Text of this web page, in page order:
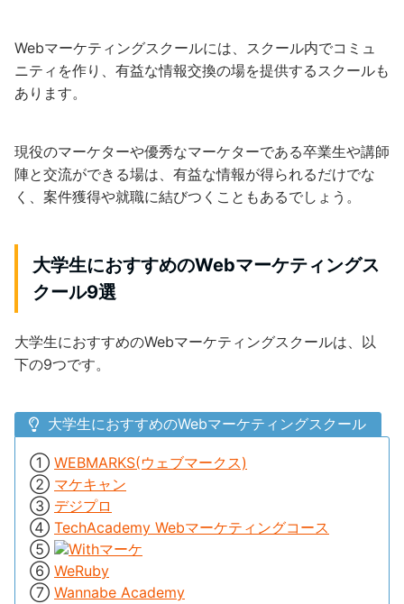
Webマーケティングスクールには、スクール内でコミュ
ニティを作り、有益な情報交換の場を提供するスクールも
あります。
現役のマーケターや優秀なマーケターである卒業生や講師
陣と交流ができる場は、有益な情報が得られるだけでな
く、案件獲得や就職に結びつくこともあるでしょう。
大学生におすすめのWebマーケティングス
クール9選
大学生におすすめのWebマーケティングスクールは、以
下の9つです。
大学生におすすめのWebマーケティングスクール
① WEBMARKS(ウェブマークス)
② マケキャン
③ デジプロ
④ TechAcademy Webマーケティングコース
⑤
Withマーケ
⑥ WeRuby
⑦ Wannabe Academy